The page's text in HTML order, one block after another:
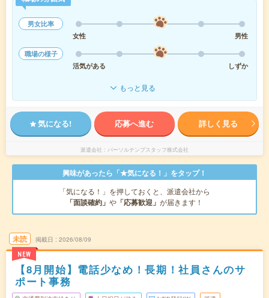
男女比率
女性
男性
職場の様子
活気がある
しずか
もっと見る
気になる! 応募へ進む 詳しく見る
派遣会社 パーソルテンプスタッフ株式会社
興味があったら「★気になる！」をタップ！
「気になる！」を押しておくと、派遣会社から
「面談確約」 や 「応募歓迎」 が届きます！
未読
NEW
掲載日 2026/08/09
【8月開始】電話少なめ！長期！社員さんのサ
ポート事務